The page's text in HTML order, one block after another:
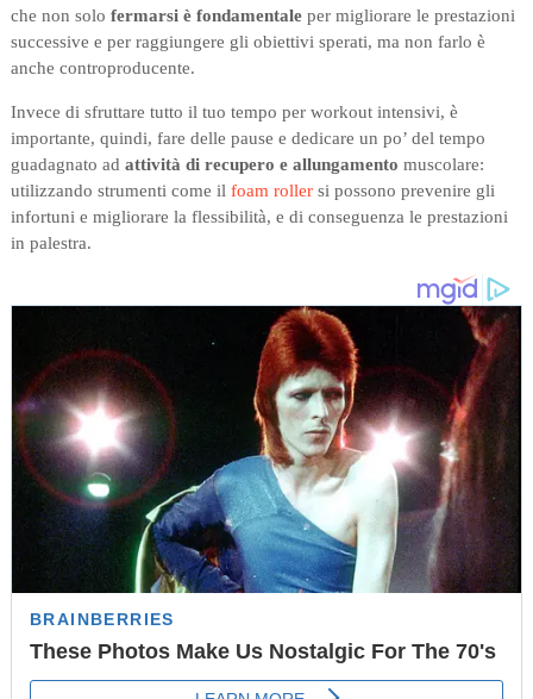
che non solo fermarsi è fondamentaleper migliorare le prestazioni
successive e per raggiungere gli obiettivi sperati, ma non farlo è
anche controproducente.
Invece di sfruttare tutto il tuo tempo per workout intensivi, è
importante, quindi, fare delle pause e dedicare un po’ del tempo
guadagnato ad attività di recupero e allungamento muscolare:
utilizzando strumenti come il foam rollersi possono prevenire gli
infortuni e migliorare la flessibilità, e di conseguenza le prestazioni
in palestra.